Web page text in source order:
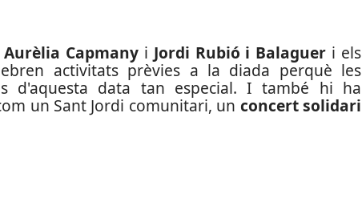
Capmany i Jordi Rubió i Balaguer i els
activitats prèvies a la diada perquè les
d'aquesta data tan especial. I també hi ha
un Sant Jordi comunitari, un concert solidari